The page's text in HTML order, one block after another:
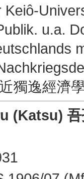
Keiô-
u.a.
獨逸經濟
(Katsu) 吾